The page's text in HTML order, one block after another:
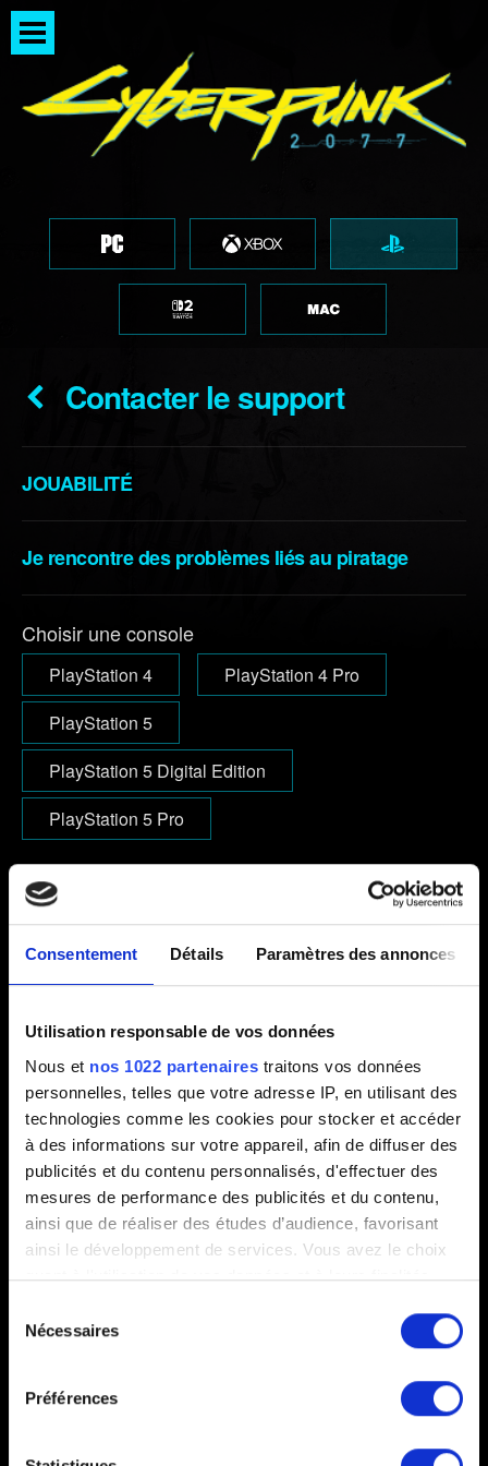
Consentement Détails Paramètres des annonces
Utilisation responsable de vos données
Nous et nos 1022 partenaires traitons vos données
personnelles, telles que votre adresse IP, en utilisant des
technologies comme les cookies pour stocker et accéder
à des informations sur votre appareil, afin de diffuser des
publicités et du contenu personnalisés, d'effectuer des
mesures de performance des publicités et du contenu,
ainsi que de réaliser des études d’audience, favorisant
ainsi le développement de services. Vous avez le choix
quant à l'utilisation de vos données et à leurs finalités.
tout moment en consultant la Déclaration relative aux
cookies ou en cliquant sur l'icône de confidentialité.
Si vous le permettez, nous aimerions également :
Nécessaires
Préférences
Contacter le support
JOUABILITÉ
Je rencontre des problèmes liés au piratage
Choisir une console
PlayStation 4
PlayStation 4 Pro
PlayStation 5
PlayStation 5 Digital Edition
PlayStation 5 Pro
E-mail (attention aux coquilles !)
Courte description du problème
0/20
Ajouter un fichier
Vous pouvez joindre un fichier à votre rapport, comme une
capture d'écran dans le cas de problèmes graphiques. Limite :
12 Mo.